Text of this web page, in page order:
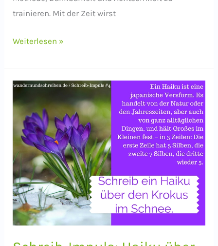
trainieren. Mit der Zeit wirst
Schreib-
Halte
die
Zeit
Weiterlesen »